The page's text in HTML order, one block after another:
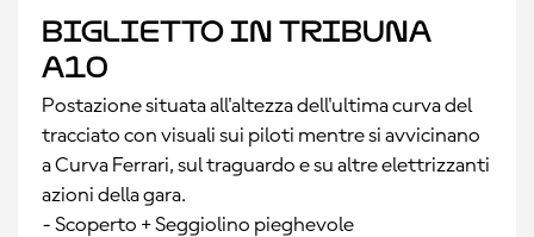
Biglietto in Tribuna
A10
Postazione situata all'altezza dell'ultima curva del
tracciato con visuali sui piloti mentre si avvicinano
a Curva Ferrari, sul traguardo e su altre elettrizzanti
azioni della gara.
- Scoperto + Seggiolino pieghevole